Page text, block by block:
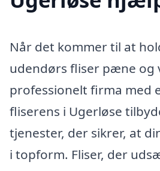
Når det kommer til at
udendørs fliser pæne og
professionelt firma med
fliserens i Ugerløse
tjenester, der sikrer, at
i topform. Fliser, der